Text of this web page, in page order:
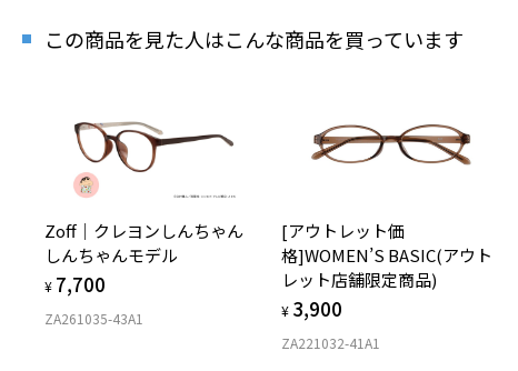
この商品を見た人はこんな商品を買っています
Zoff｜クレヨンしんちゃん
しんちゃんモデル
¥ 7,700
ZA261035-43A1
[アウトレット価
格]WOMEN’S BASIC(アウト
レット店舗限定商品)
¥ 3,900
ZA221032-41A1